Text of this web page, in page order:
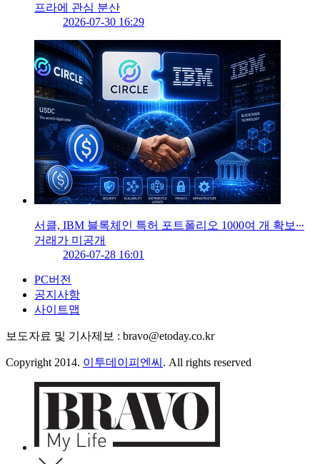
프라에 관심 분산
2026-07-30 16:29
서클, IBM 블록체인 특허 포트폴리오 1000여 개 확보∙∙∙
거래가 미공개
2026-07-28 16:01
PC버전
공지사항
사이트맵
보도자료 및 기사제보 : bravo@etoday.co.kr
Copyright 2014. 이투데이피엔씨 . All rights reserved